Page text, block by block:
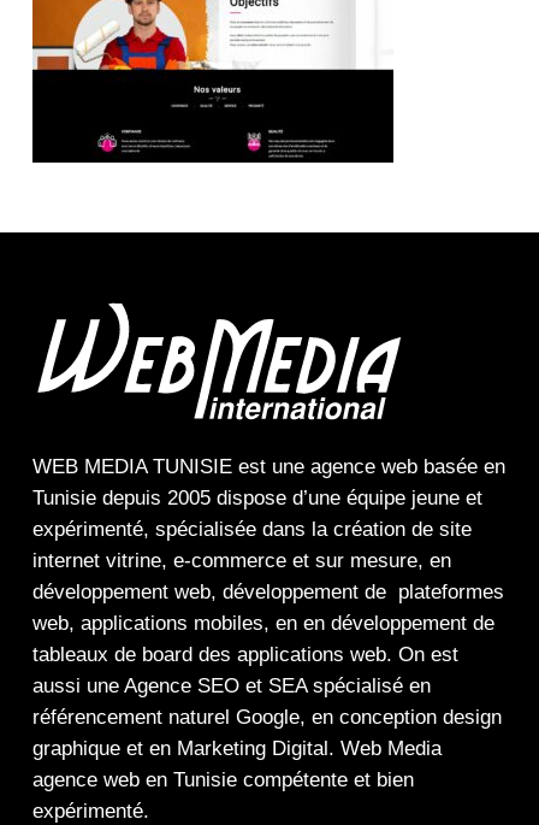
WEB MEDIA TUNISIEest une agence webbasée en
Tunisie depuis 2005 dispose d’une équipe jeune et
expérimenté, spécialisée dans la création de site
internet vitrine, e-commerceet sur mesure, en
développement web, développement de plateformes
web, applications mobiles, en en développement de
tableaux de boarddes applications web. On est
aussi une Agence SEOet SEAspécialisé en
référencement naturel Google, en conception design
graphiqueet en Marketing Digital. Web Media
agence web en Tunisie compétente et bien
expérimenté.